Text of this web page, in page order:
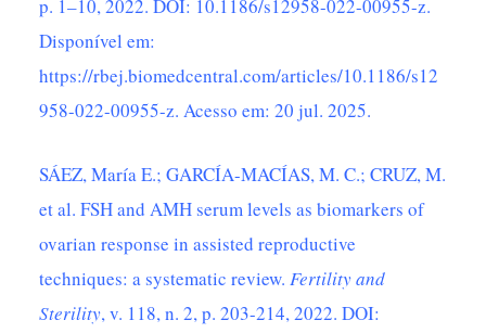
p. 1–10, 2022. DOI: 10.1186/s12958-022-00955-z.
Disponível em:
https://rbej.biomedcentral.com/articles/10.1186/s12
958-022-00955-z. Acesso em: 20 jul. 2025.
SÁEZ, María E.; GARCÍA-MACÍAS, M. C.; CRUZ, M.
et al. FSH and AMH serum levels as biomarkers of
ovarian response in assisted reproductive
techniques: a systematic review.Fertility and
Sterility, v. 118, n. 2, p. 203-214, 2022. DOI: